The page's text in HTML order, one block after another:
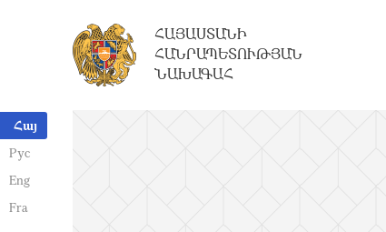
Հայ
Рус
Eng
Fra
ՀԱՅԱՍՏԱՆԻ
ՀԱՆՐԱՊԵՏՈՒԹՅԱՆ
ՆԱԽԱԳԱՀ